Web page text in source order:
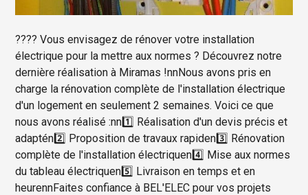
???? Vous envisagez de rénover votre installation
électrique pour la mettre aux normes ? Découvrez notre
dernière réalisation à Miramas !nnNous avons pris en
charge la rénovation complète de l'installation électrique
d'un logement en seulement 2 semaines. Voici ce que
nous avons réalisé :nn1️⃣ Réalisation d'un devis précis et
adaptén2️⃣ Proposition de travaux rapiden3️⃣ Rénovation
complète de l'installation électriquen4️⃣ Mise aux normes
du tableau électriquen5️⃣ Livraison en temps et en
heurennFaites confiance à BEL'ELEC pour vos projets